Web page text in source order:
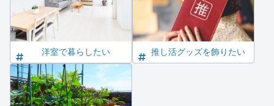
洋室で暮らしたい 推し活グッズを飾りたい